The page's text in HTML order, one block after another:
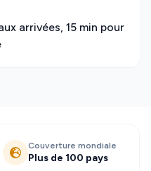
arrivées, 15 min pour
Couverture mondiale
Plus de 100 pays